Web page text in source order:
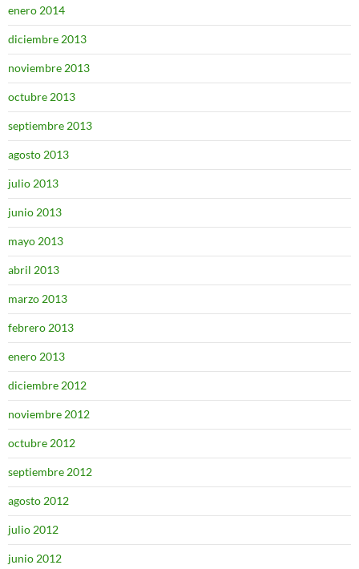
enero 2014
diciembre 2013
noviembre 2013
octubre 2013
septiembre 2013
agosto 2013
julio 2013
junio 2013
mayo 2013
abril 2013
marzo 2013
febrero 2013
enero 2013
diciembre 2012
noviembre 2012
octubre 2012
septiembre 2012
agosto 2012
julio 2012
junio 2012